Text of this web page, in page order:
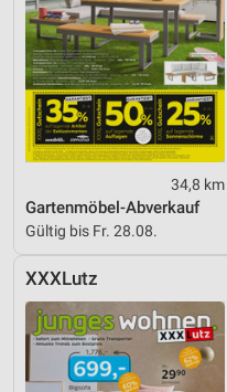
34,8 km
Gartenmöbel-Abverkauf
Gültig bis Fr. 28.08.
XXXLutz